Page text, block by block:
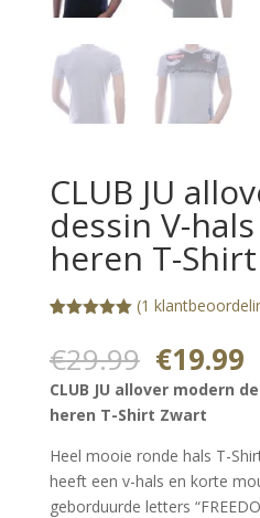
CLUB JU
dessin V-
heren T-
gebaseerd
op
klantbeoorde
ling
(1
€29.99
prijs
was:
€29.99.
€19.99
CLUB JU allover modern
heren T-Shirt Zwart
Heel mooie ronde hals T-
heeft een v-hals en korte
geborduurde letters